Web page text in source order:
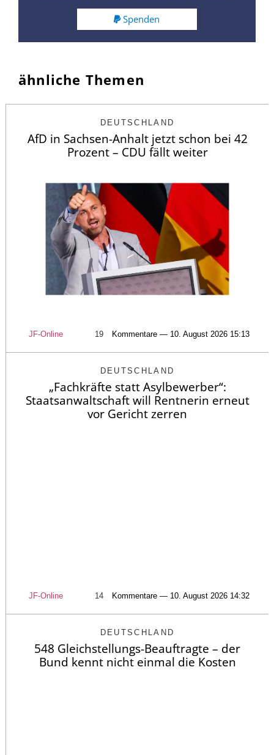
Spenden
ähnliche Themen
DEUTSCHLAND
AfD in Sachsen-Anhalt jetzt schon bei 42
Prozent – CDU fällt weiter
JF-Online 19 Kommentare — 10. August 2026 15:13
DEUTSCHLAND
„Fachkräfte statt Asylbewerber“:
Staatsanwaltschaft will Rentnerin erneut
vor Gericht zerren
JF-Online 14 Kommentare — 10. August 2026 14:32
DEUTSCHLAND
548 Gleichstellungs-Beauftragte – der
Bund kennt nicht einmal die Kosten